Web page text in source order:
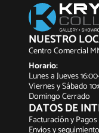
NUESTRO
Centro Comercial
Horario:
Lunes a Jueves
Viernes y Sábado
Domingo Cerrado
DATOS DE
Facturación y Pagos